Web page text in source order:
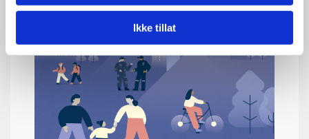
Ikke tillat